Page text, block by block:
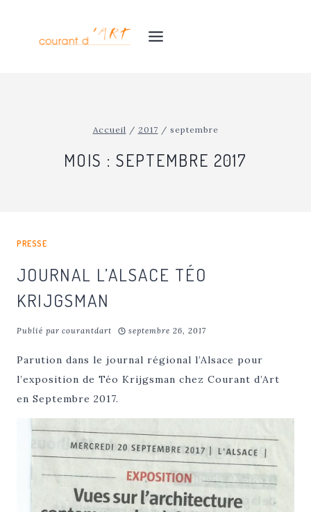
contenu
Accueil / 2017 / septembre
MOIS : SEPTEMBRE 2017
PRESSE
JOURNAL L’ALSACE TÉO
KRIJGSMAN
Publié par courantdart septembre 26, 2017
Parution dans le journal régional l’Alsace pour
l’exposition de Téo Krijgsman chez Courant d’Art
en Septembre 2017.